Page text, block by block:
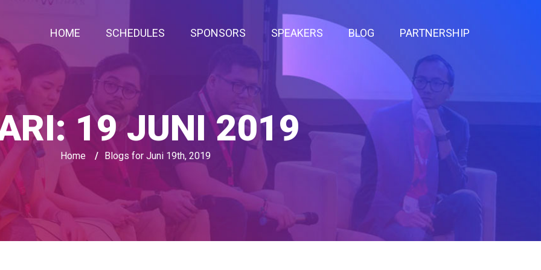
HOME SCHEDULES SPONSORS SPEAKERS BLOG PARTNERSHIP
19 JUNI 2019
Home / Blogs for Juni 19th, 2019